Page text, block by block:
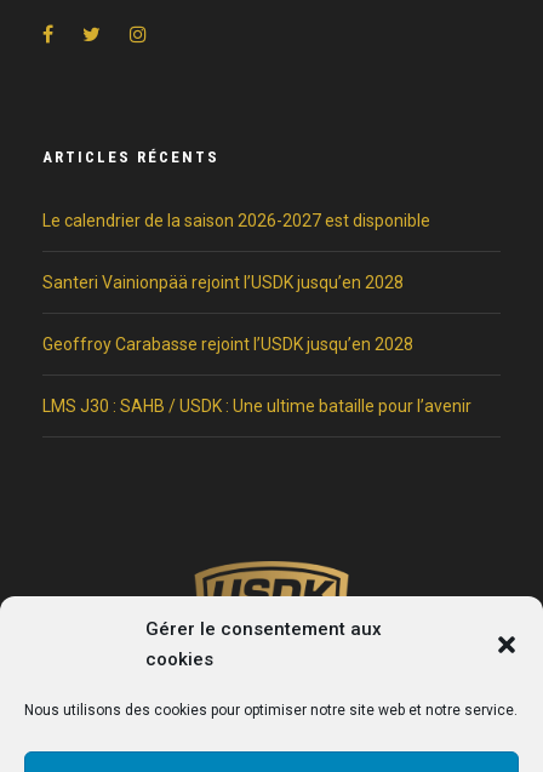
Gérer le consentement aux
cookies
Nous utilisons des cookies pour optimiser notre site web et notre service.
ARTICLES RÉCENTS
Le calendrier de la saison 2026-2027 est disponible
Santeri Vainionpää rejoint l’USDK jusqu’en 2028
Geoffroy Carabasse rejoint l’USDK jusqu’en 2028
LMS J30 : SAHB / USDK : Une ultime bataille pour l’avenir